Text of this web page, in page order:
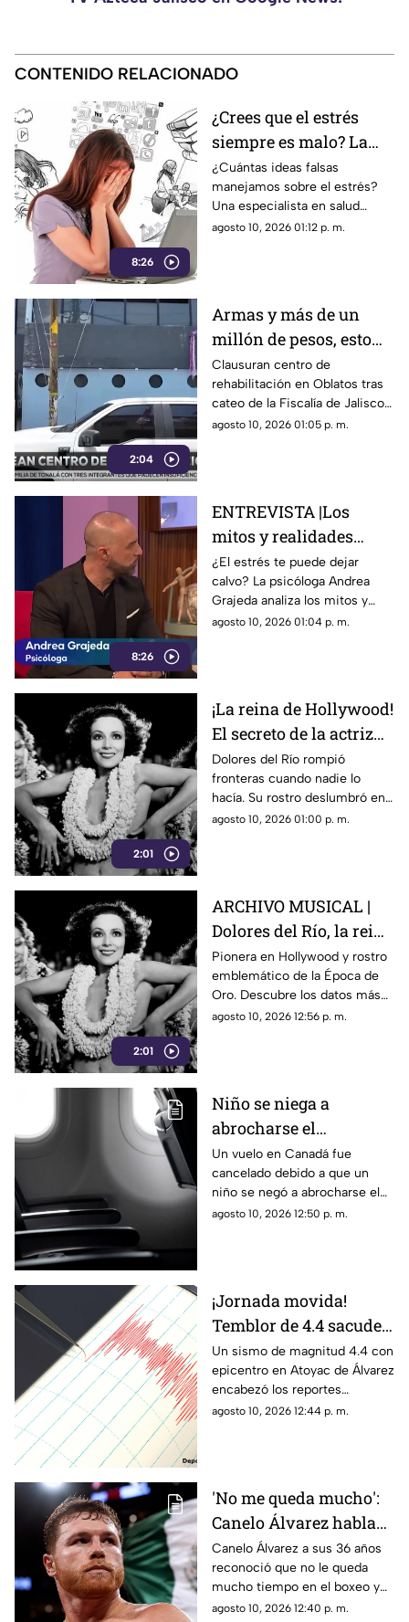
CONTENIDO RELACIONADO
8:26
¿Crees que el estrés
siempre es malo? La
psicóloga Andrea
Grajeda desmiente los
mitos más comunes
¿Cuántas ideas falsas
manejamos sobre el estrés?
Una especialista en salud
mental desmonta los
agosto 10, 2026 01:12 p. m.
2:04
Armas y más de un
millón de pesos, esto
fue lo que encontraron
dentro de un anexo en
Oblatos
Clausuran centro de
rehabilitación en Oblatos tras
cateo de la Fiscalía de Jalisco;
esto fue todo lo que
agosto 10, 2026 01:05 p. m.
8:26
ENTREVISTA |Los
mitos y realidades
sobre el estrés
¿El estrés te puede dejar
calvo? La psicóloga Andrea
Grajeda analiza los mitos y
realidades sobre la salud
agosto 10, 2026 01:04 p. m.
2:01
¡La reina de Hollywood!
El secreto de la actriz
mexicana que enamoró
a Diego Rivera y
conquistó EE. UU.
Dolores del Río rompió
fronteras cuando nadie lo
hacía. Su rostro deslumbró en
la pantalla grande y se
agosto 10, 2026 01:00 p. m.
2:01
ARCHIVO MUSICAL |
Dolores del Río, la reina
de la Época de Oro
Pionera en Hollywood y rostro
emblemático de la Época de
Oro. Descubre los datos más
deslumbrantes sobre la vida y
agosto 10, 2026 12:56 p. m.
Niño se niega a
abrocharse el
cinturón… y cancelan
vuelo
Un vuelo en Canadá fue
cancelado debido a que un
niño se negó a abrocharse el
cinturón de seguridad
agosto 10, 2026 12:50 p. m.
¡Jornada movida!
Temblor de 4.4 sacude a
Guerrero y la actividad
sísmica alcanza al
Pacífico
Un sismo de magnitud 4.4 con
epicentro en Atoyac de Álvarez
encabezó los reportes
sísmicos de hoy. Oaxaca,
agosto 10, 2026 12:44 p. m.
'No me queda mucho':
Canelo Álvarez habla
sobre el final de su
carrera
Canelo Álvarez a sus 36 años
reconoció que no le queda
mucho tiempo en el boxeo y
explicó qué factores
agosto 10, 2026 12:40 p. m.